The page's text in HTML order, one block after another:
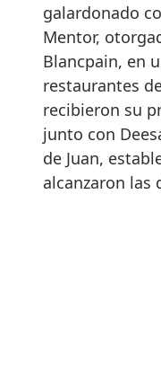
galardonado
Mentor,
Blancpain, en
restaurantes
recibieron su
junto con
de Juan,
alcanzaron las